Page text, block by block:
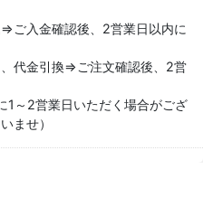
ご入金確認後、2営業日以内に
代金引換⇒ご注文確認後、2営
1～2営業日いただく場合がござ
ませ）